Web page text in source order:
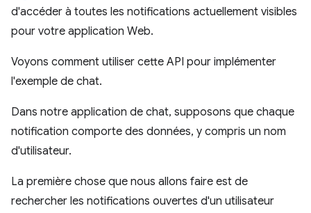
d'accéder à toutes les notifications actuellement visibles
pour votre application Web.
Voyons comment utiliser cette API pour implémenter
l'exemple de chat.
Dans notre application de chat, supposons que chaque
notification comporte des données, y compris un nom
d'utilisateur.
La première chose que nous allons faire est de
rechercher les notifications ouvertes d'un utilisateur